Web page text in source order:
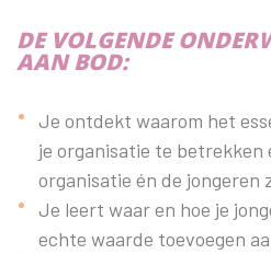
DE VOLGENDE
AAN BOD:
Je ontdekt waarom het
je organisatie te betrekken
organisatie én de jongeren
Je leert waar en hoe je
echte waarde toevoegen